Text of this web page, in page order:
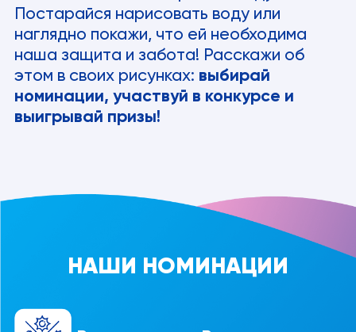
Постарайся нарисовать воду или
наглядно покажи, что ей необходима
наша защита и забота! Расскажи об
этом в своих рисунках: выбирай
номинации, участвуй в конкурсе и
выигрывай призы!
НАШИ НОМИНАЦИИ